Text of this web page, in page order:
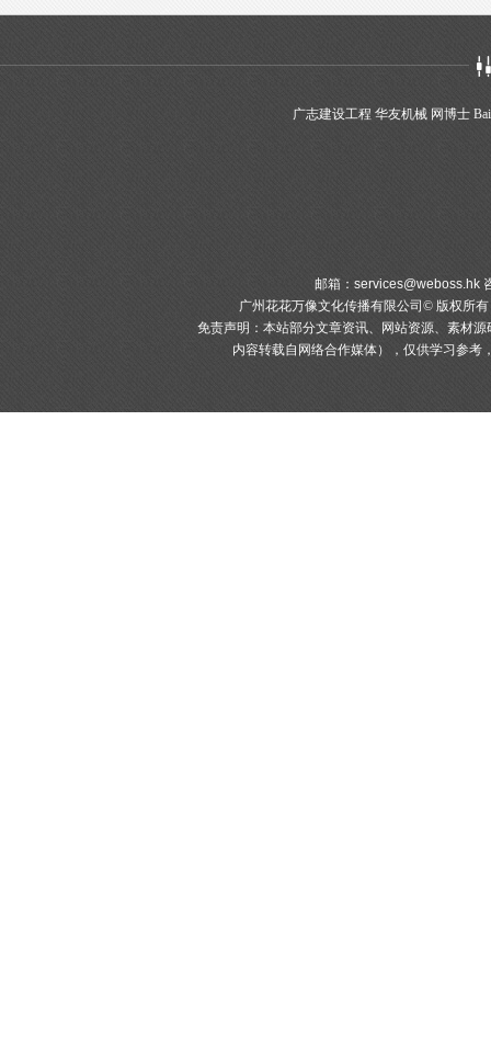
广志建设工程 华友机械 网博士
邮箱：services@weboss.hk
广州花花万像文化传播有限公司© 版权所有
免责声明：本站部分文章资讯、网站资源、素材
内容转载自网络合作媒体），仅供学习参